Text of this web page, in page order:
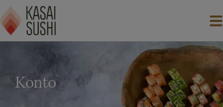
Hop
til
indholdet
Konto